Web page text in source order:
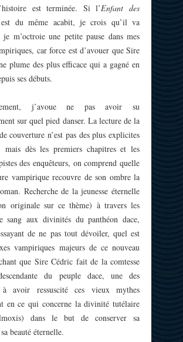
est terminée. Si l’Enfant des
est du même acabit, je crois qu’il va
m’octroie une petite pause dans mes
car force est d’avouer que Sire
plume des plus efficace qui a gagné en
ses débuts.
j’avoue ne pas avoir su
sur quel pied danser. La lecture de la
couverture n’est pas des plus explicites
mais dès les premiers chapitres et les
des enquêteurs, on comprend quelle
vampirique recouvre de son ombre la
Recherche de la jeunesse éternelle
originale sur ce thème) à travers les
sang aux divinités du panthéon dace,
de ne pas tout dévoiler, quel est
vampiriques majeurs de ce nouveau
que Sire Cédric fait de la comtesse
du peuple dace, une des
à avoir ressuscité ces vieux mythes
en ce qui concerne la divinité tutélaire
dans le but de conserver sa
beauté éternelle.